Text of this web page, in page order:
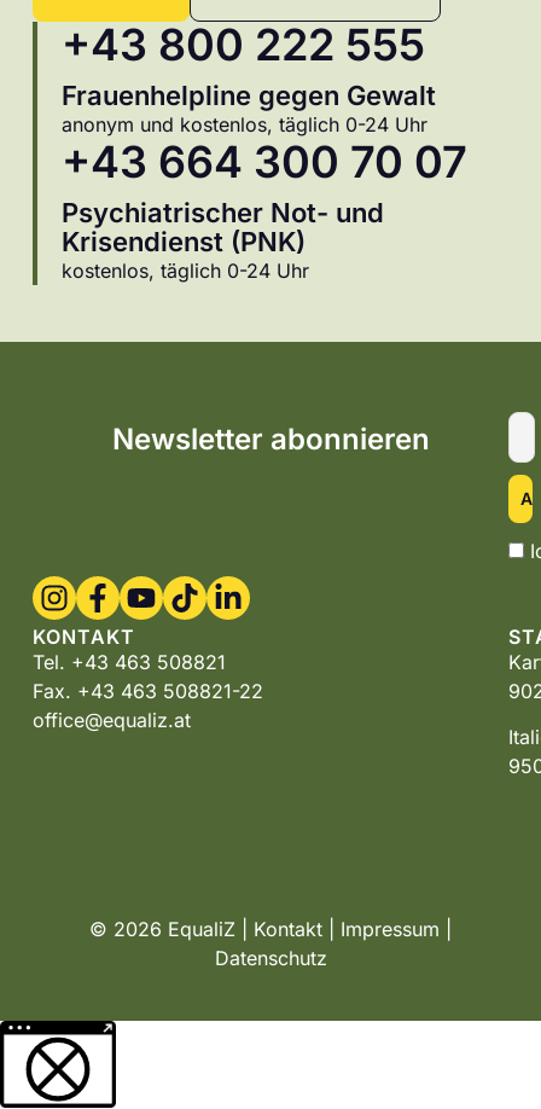
+43 800 222 555
Frauenhelpline gegen Gewalt
anonym und kostenlos, täglich 0-24 Uhr
+43 664 300 70 07
Psychiatrischer Not- und
Krisendienst (PNK)
kostenlos, täglich 0-24 Uhr
Newsletter abonnieren
KONTAKT
Tel. +43 463 508821
Fax. +43 463 508821-22
office@equaliz.at
© 2026 EqualiZ | Kontakt Impressum
Datenschutz
Weitere Informationen über den gesperrten Inhalt.